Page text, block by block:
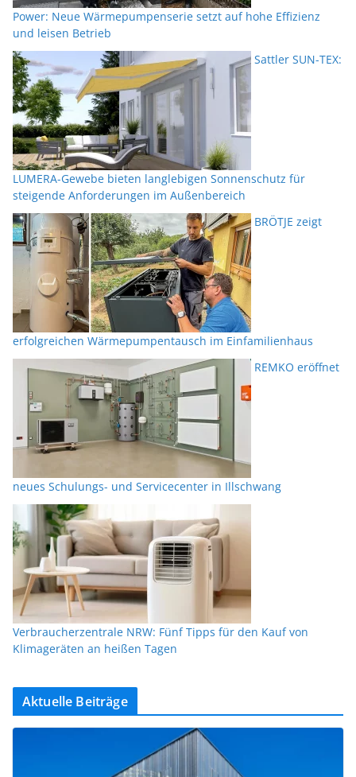
Power: Neue Wärmepumpenserie setzt auf hohe Effizienz
und leisen Betrieb
Sattler SUN-TEX:
LUMERA-Gewebe bieten langlebigen Sonnenschutz für
steigende Anforderungen im Außenbereich
BRÖTJE zeigt
erfolgreichen Wärmepumpentausch im Einfamilienhaus
REMKO eröffnet
neues Schulungs- und Servicecenter in Illschwang
Verbraucherzentrale NRW: Fünf Tipps für den Kauf von
Klimageräten an heißen Tagen
Aktuelle Beiträge